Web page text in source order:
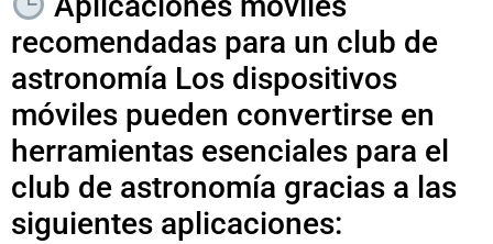
recomendadas para un club de
astronomía Los dispositivos
móviles pueden convertirse en
herramientas esenciales para el
club de astronomía gracias a las
siguientes aplicaciones: